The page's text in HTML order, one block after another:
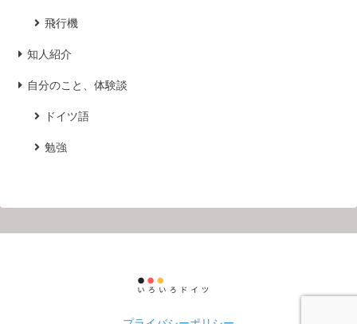
飛行機
知人紹介
自分のこと、体験談
ドイツ語
勉強